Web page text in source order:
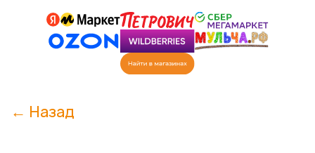
← Назад